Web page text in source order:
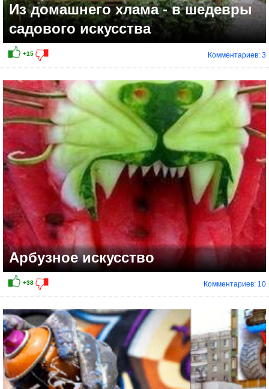
+17
Из домашнего хлама - в шедевры
садового искусства
Комментариев: 3
Арбузное искусство
Комментариев: 10